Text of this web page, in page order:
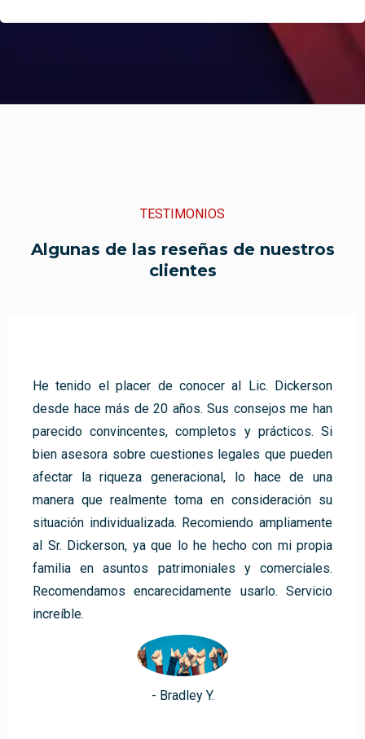
TESTIMONIOS
Algunas de las reseñas de nuestros
clientes
He tenido el placer de conocer al Lic. Dickerson
desde hace más de 20 años. Sus consejos me han
parecido convincentes, completos y prácticos. Si
bien asesora sobre cuestiones legales que pueden
afectar la riqueza generacional, lo hace de una
manera que realmente toma en consideración su
situación individualizada. Recomiendo ampliamente
al Sr. Dickerson, ya que lo he hecho con mi propia
familia en asuntos patrimoniales y comerciales.
Recomendamos encarecidamente usarlo. Servicio
increíble.
- Bradley Y.